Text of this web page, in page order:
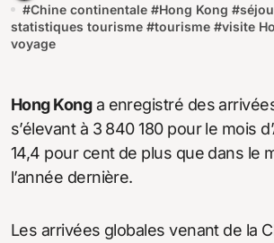
#Chine continentale #Hong Kong #
statistiques tourisme #tourisme #visite
voyage
Hong Konga enregistré des
s’élevant à 3 840 180 pour le mois
14,4 pour cent de plus que dans le
l’année dernière.
Les arrivées globales venant de la